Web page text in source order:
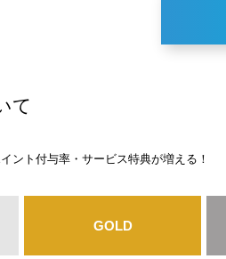
て
ント付与率・サービス特典が増える！
GOLD